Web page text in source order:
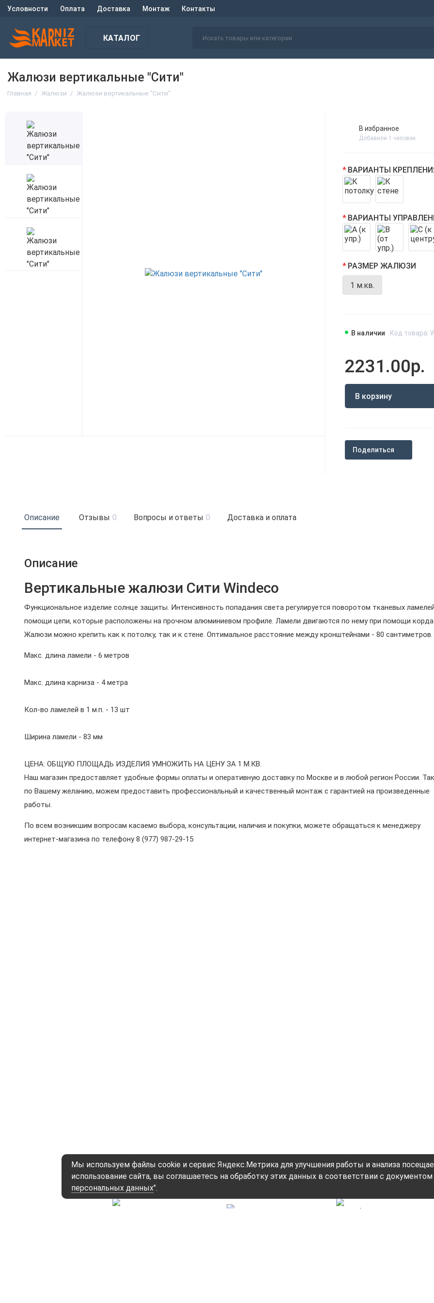
Условности Оплата Доставка Монтаж Контакты
КАТАЛОГ
Жалюзи вертикальные "Сити"
Главная Жалюзи Жалюзи вертикальные "Сити"
В наличии Код товара:
2231.00р.
В корзину
В избранное
Добавили 1 человек
ВАРИАНТЫ
ВАРИАНТЫ
РАЗМЕР ЖАЛЮЗИ
1 м.кв.
Поделиться
Описание Отзывы 0 Вопросы и ответы 0 Доставка и оплата
Описание
Вертикальные жалюзи Сити Windeco
Функциональное изделие солнце защиты. Интенсивность попадания света регулируется поворотом тканевых
помощи цепи, которые расположены на прочном алюминиевом профиле. Ламели двигаются по нему при помощи
Жалюзи можно крепить как к потолку, так и к стене. Оптимальное расстояние между кронштейнами - 80 сантиметров.
Макс. длина ламели - 6 метров
Макс. длина карниза - 4 метра
Кол-во ламелей в 1 м.п. - 13 шт
Ширина ламели - 83 мм
ЦЕНА: ОБЩУЮ ПЛОЩАДЬ ИЗДЕЛИЯ УМНОЖИТЬ НА ЦЕНУ ЗА 1 М.КВ.
Наш магазин предоставляет удобные формы оплаты и оперативную доставку по Москве и в любой регион России.
по Вашему желанию, можем предоставить профессиональный и качественный монтаж с гарантией на произведенные
работы.
По всем возникшим вопросам касаемо выбора, консультации, наличия и покупки, можете обращаться к менеджеру
интернет-магазина по телефону 8 (977) 987-29-15
Мы используем файлы cookie и сервис Яндекс.Метрика для улучшения работы и анализа
использование сайта, вы соглашаетесь на обработку этих данных в соответствии с документом
персональных данных".